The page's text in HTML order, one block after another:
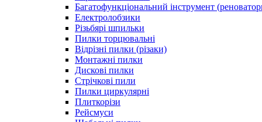
Багатофункціональний інструмент
Електролобзики
Різьбярі шпильки
Пилки торцювальні
Відрізні пилки (різаки)
Монтажні пилки
Дискові пилки
Стрічкові пили
Пилки циркулярні
Плиткорізи
Рейсмуси